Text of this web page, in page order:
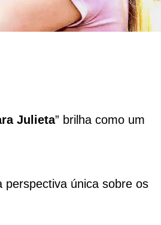
Julieta” brilha como um
única sobre os